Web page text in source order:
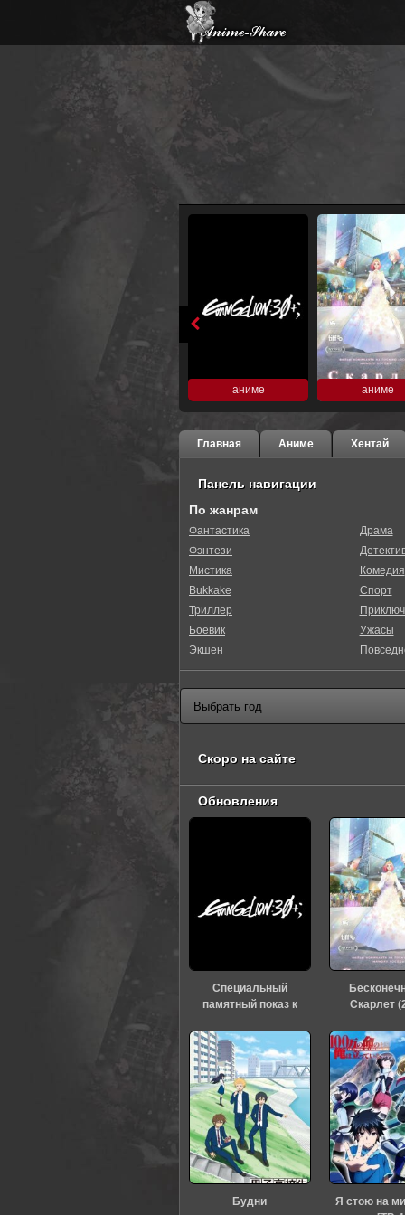
аниме аниме
Главная Аниме Хентай
Панель навигации
По жанрам
Фантастика
Фэнтези
Мистика
Bukkake
Триллер
Боевик
Экшен
Драма
Комедия
Спорт
Ужасы
Скоро на сайте
Обновления
Специальный
памятный показ к
«Евангелиона» (2026)
Скарлет
Будни
Я стою на